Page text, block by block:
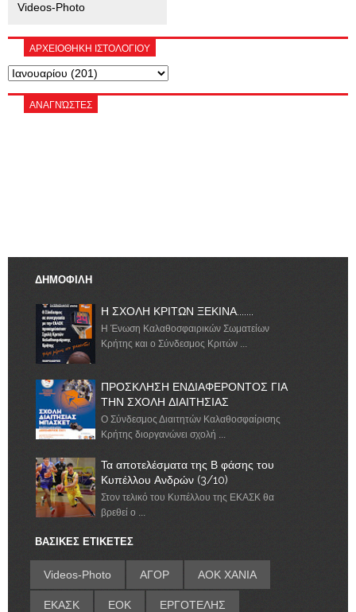
Videos-Photo
ΑΡΧΕΙΟΘΗΚΗ ΙΣΤΟΛΟΓΙΟΥ
ΑΝΑΓΝΏΣΤΕΣ
ΔΗΜΟΦΙΛΗ
Η ΣΧΟΛΗ ΚΡΙΤΩΝ ΞΕΚΙΝΑ.......
Η Ένωση Καλαθοσφαιρικών Σωματείων
Κρήτης και ο Σύνδεσμος Κριτών ...
ΠΡΟΣΚΛΗΣΗ ΕΝΔΙΑΦΕΡΟΝΤΟΣ ΓΙΑ
ΤΗΝ ΣΧΟΛΗ ΔΙΑΙΤΗΣΙΑΣ
Ο Σύνδεσμος Διαιτητών Καλαθοσφαίρισης
Κρήτης διοργανώνει σχολή ...
Τα αποτελέσματα της Β φάσης του
Κυπέλλου Ανδρών (3/10)
Στον τελικό του Κυπέλλου της ΕΚΑΣΚ θα
βρεθεί ο ...
ΒΑΣΙΚΕΣ ΕΤΙΚΕΤΕΣ
Videos-Photo ΑΓΟΡ ΑΟΚ ΧΑΝΙΑ
ΕΚΑΣΚ ΕΟΚ ΕΡΓΟΤΕΛΗΣ